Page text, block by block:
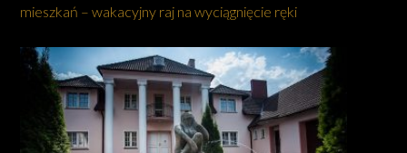
mieszkań – wakacyjny raj na wyciągnięcie ręki